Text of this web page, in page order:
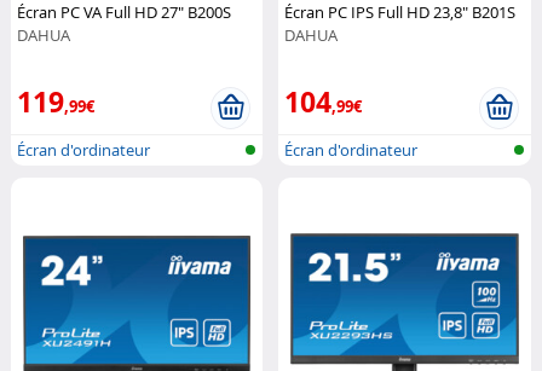
Écran PC VA Full HD 27" B200S
DAHUA
119,99€
Écran d'ordinateur
Écran PC IPS Full HD 23,8" B201S
DAHUA
104,99€
Écran d'ordinateur